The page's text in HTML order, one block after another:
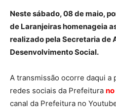
Neste sábado, 08 de maio,
de Laranjeiras homenageia
realizado pela Secretaria de
Desenvolvimento Social.
A transmissão ocorre daqui a
redes sociais da Prefeitura
canal da Prefeitura no